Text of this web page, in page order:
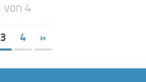
von 4
3 4 »